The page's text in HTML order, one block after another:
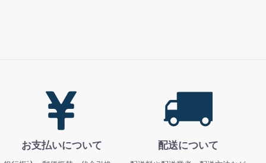
お支払いについて 配送について